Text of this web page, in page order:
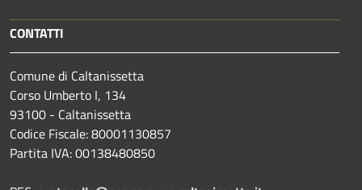
CONTATTI
Comune di Caltanissetta
Corso Umberto I, 134
93100 - Caltanissetta
Codice Fiscale: 80001130857
Partita IVA: 00138480850